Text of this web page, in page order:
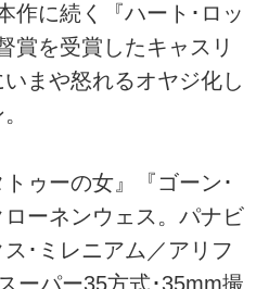
作に続く『ハート･ロッ
賞を受賞したキャスリ
まや怒れるオヤジ化し
ゥーの女』『ゴーン･
ーネンウェス。パナビ
･ミレニアム／アリフ
ーパー35方式･35mm撮